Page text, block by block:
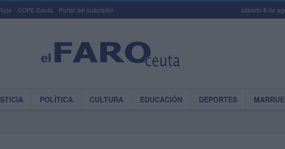
COPE Ceuta Portal del suscriptor sábado 8 de
POLÍTICA CULTURA EDUCACIÓN DEPORTES